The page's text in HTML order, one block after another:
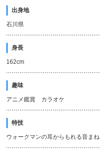
出身地
石川県
身長
162cm
趣味
アニメ鑑賞 カラオケ
特技
ウォークマンの耳からもれる音まね